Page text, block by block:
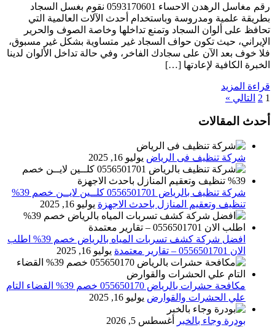
رقم مغاسل الرهدن الاحساء 0593170601 نقوم بغسل السجاد
بطريقة علمية ومدروسة وباستخدام أحدث الآلات العالمية التي
تحافظ على ألوان السجاد وتمنع تداخلها وخاصة الصوف والحرير
الإيراني، حيث تكون حواف السجاد غير متساوية بشكل غير مسبوق،
فلا خوف بعد الآن على سجادك الفاخر، وفي حالة تداخل الألوان لدينا
الخبرة الكافية لإعادتها […]
قراءة المزيد
1
2 التالي »
أحدث المقالات
شركة تنظيف فى الرياض يوليو 16, 2025
شركة تنظيف بالرياض 0556501701 كلــين لايــن خصم 39%
تنظيف وتعقيم المنازل باحدث الاجهزة يوليو 16, 2025
افضل شركة كشف تسربات المياه بالرياض خصم 39% اطلب
الان 0556501701‬‏ – تقارير معتمدة
يوليو 16, 2025
مكافحة حشرات بالرياض 055650170 خصم 39% القضاء التام
علي الحشرات والقوارض يوليو 16, 2025
بودرة وجاء بالخبر أغسطس 5, 2026